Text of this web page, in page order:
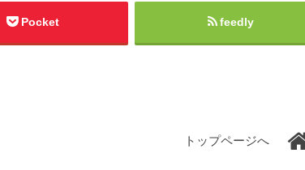
Pocket feedly
トップページへ